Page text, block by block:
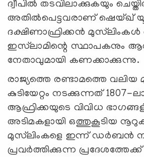
ദ്വീപിൽ തടവിലാക്കുകയും
അതിൽപെട്ടവരാണ് ഷെയ്ഖ്
ദക്ഷിണാഫ്രിക്കൻ
ഇസ്‌ലാമിന്റെ സ്ഥാപകനും
നേതാവുമായി കണക്കാക്കുന്നു.
രാജ്യത്തെ രണ്ടാമത്തെ വലിയ
കുടിയേറ്റം നടക്കുന്നത് 1807-
ആഫ്രിക്കയുടെ വിവിധ
അടിമകളായി ഒത്തുകൂടിയ
മുസ്‌ലിംകളെ ഇന്ന് ഡർബൻ
പ്രവർത്തിക്കുന്ന